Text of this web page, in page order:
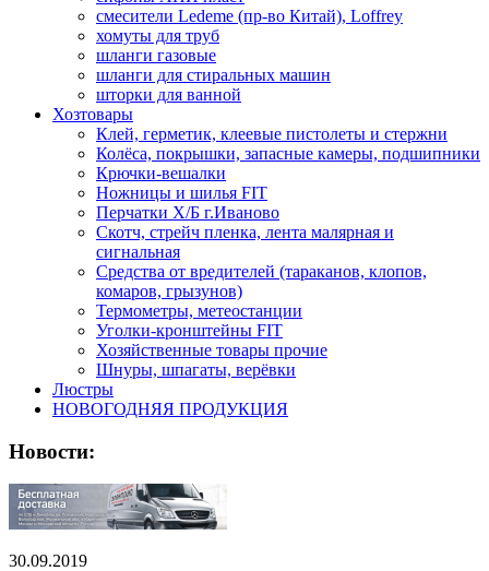
смесители Ledeme (пр-во Китай), Loffrey
хомуты для труб
шланги газовые
шланги для стиральных машин
шторки для ванной
Хозтовары
Клей, герметик, клеевые пистолеты и стержни
Колёса, покрышки, запасные камеры, подшипники
Крючки-вешалки
Ножницы и шилья FIT
Перчатки Х/Б г.Иваново
Скотч, стрейч пленка, лента малярная и
сигнальная
Средства от вредителей (тараканов, клопов,
комаров, грызунов)
Термометры, метеостанции
Уголки-кронштейны FIT
Хозяйственные товары прочие
Шнуры, шпагаты, верёвки
Люстры
НОВОГОДНЯЯ ПРОДУКЦИЯ
Новости:
30.09.2019